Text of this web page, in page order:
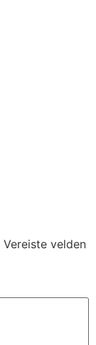
Vereiste velden